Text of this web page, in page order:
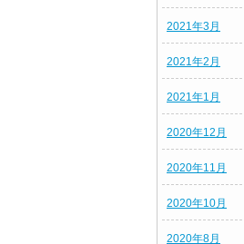
2021年3月
2021年2月
2021年1月
2020年12月
2020年11月
2020年10月
2020年8月